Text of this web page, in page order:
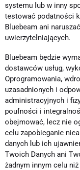
systemu lub w inny
testować podatności
Bluebeam ani
uwierzytelniających.
Bluebeam będzie
dostawców usług,
Oprogramowania,
uzasadnionych i
administracyjnych i
poufności i
obejmować, lecz nie
celu zapobieganie
danych lub ich
Twoich Danych ani
żadnym innym celu